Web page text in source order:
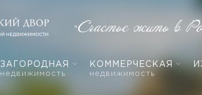
ЗАГОРОДНАЯ
недвижимость
КОММЕРЧЕСКАЯ
недвижимость
«Счастье жить в